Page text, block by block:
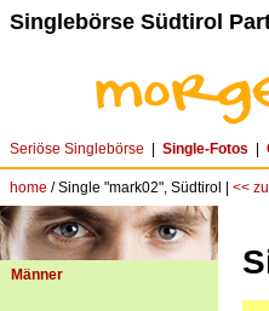
Singlebörse Südtirol
Seriöse Singlebörse Single-Fotos
home / Single "mark02", Südtirol | <<
Männer